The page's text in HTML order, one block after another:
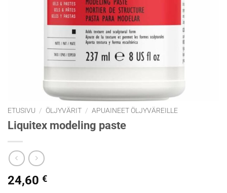
ETUSIVU / ÖLJYVÄRIT / APUAINEET ÖLJYVÄREILLE
Liquitex modeling paste
24,60 €